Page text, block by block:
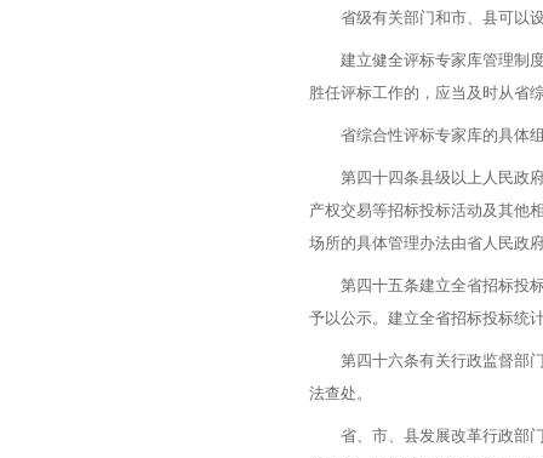
省级有关部门和市、县可以设
建立健全评标专家库管理制度
胜任评标工作的，应当及时从省
省综合性评标专家库的具体组
第四十四条县级以上人民政府
产权交易等招标投标活动及其他
场所的具体管理办法由省人民政
第四十五条建立全省招标投标
予以公示。建立全省招标投标统
第四十六条有关行政监督部门
法查处。
省、市、县发展改革行政部门